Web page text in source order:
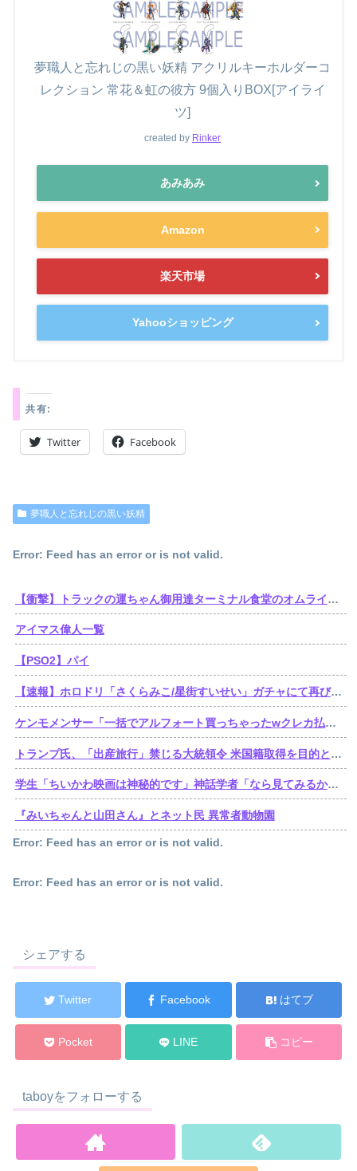
夢職人と忘れじの黒い妖精 アクリルキーホルダーコ
レクション 常花＆虹の彼方 9個入りBOX[アイライ
ツ]
created by Rinker
あみあみ
Amazon
楽天市場
Yahooショッピング
共有:
Twitter Facebook
夢職人と忘れじの黒い妖精
Error: Feed has an error or is not valid.
【衝撃】トラックの運ちゃん御用達ターミナル食堂のオムライスが強すぎるｗｗｗｗｗ(※画像あり)
アイマス偉人一覧
【PSO2】パイ
【速報】ホロドリ「さくらみこ/星街すいせい」ガチャにて再びセルラン1位達成！
ケンモメンサー「一括でアルフォート買っちゃったwクレカ払いで来月の俺ごめんねー」銀行「デビットカードなんで即時引き落としです」
トランプ氏、「出産旅行」禁じる大統領令 米国籍取得を目的とした中国人らの渡米を問題視
学生「ちいかわ映画は神秘的です」神話学者「なら見てみるか…」
『みいちゃんと山田さん』とネット民 異常者動物園
Error: Feed has an error or is not valid.
Error: Feed has an error or is not valid.
シェアする
Twitter Facebook はてブ
Pocket LINE コピー
taboyをフォローする